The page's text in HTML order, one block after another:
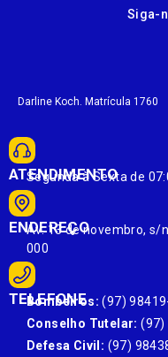
Siga-
Darline Koch. Matrícula 1760
ATENDIMENTO
Segunda à Sexta de
ENDEREÇO
Av. 13 de novembro, s/
000
TELEFONE
Bombeiros: (97)
Conselho Tutelar: (97)
Defesa Civil: (97)